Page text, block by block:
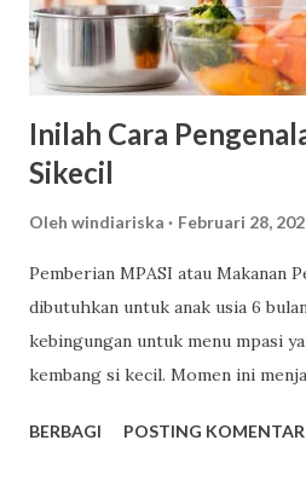
Inilah Cara
Sikecil
Oleh windiariska Februari 28,
Pemberian MPASI atau Makanan
dibutuhkan untuk anak usia 6
kebingungan untuk menu mpasi
kembang si kecil. Momen ini
mpasi yang beraneka ragam.
BERBAGI POSTING KOMENTAR